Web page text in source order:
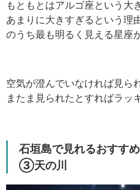
もともとはアルゴ座という大
あまりに大きすぎるという理
のうち最も明るく見える星座
空気が澄んでいなければ見ら
またま見られたとすればラッ
石垣島で見れるおすす
③天の川